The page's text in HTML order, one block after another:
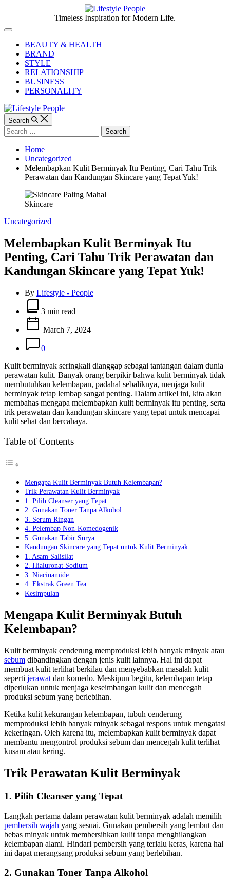
content
People
Timeless Inspiration for Modern Life.
Off
CanvasBEAUTY & HEALTH
BRAND
STYLE
RELATIONSHIP
BUSINESS
PERSONALITY
Search
Search
for:
Home
Uncategorized
Melembapkan Kulit Berminyak Itu Penting, Cari Tahu Trik
Perawatan dan Kandungan Skincare yang Tepat Yuk!
Skincare
Categories
Uncategorized
Melembapkan Kulit Berminyak Itu
Penting, Cari Tahu Trik Perawatan dan
Kandungan Skincare yang Tepat Yuk!
By Lifestyle - People
Estimated
read
time
3 min read
March 7, 2024
0
Kulit berminyak seringkali dianggap sebagai tantangan dalam dunia
perawatan kulit. Banyak orang berpikir bahwa kulit berminyak tidak
membutuhkan kelembapan, padahal sebaliknya, menjaga kulit
berminyak tetap lembap sangat penting. Dalam artikel ini, kita akan
membahas mengapa melembapkan kulit berminyak itu penting, serta
trik perawatan dan kandungan skincare yang tepat untuk mencapai
kulit sehat dan bercahaya.
Table of Contents
Mengapa Kulit Berminyak Butuh Kelembapan?
Trik Perawatan Kulit Berminyak
1. Pilih Cleanser yang Tepat
2. Gunakan Toner Tanpa Alkohol
3. Serum Ringan
4. Pelembap Non-Komedogenik
5. Gunakan Tabir Surya
Kandungan Skincare yang Tepat untuk Kulit Berminyak
1. Asam Salisilat
2. Hialuronat Sodium
3. Niacinamide
4. Ekstrak Green Tea
Kesimpulan
Mengapa Kulit Berminyak Butuh
Kelembapan?
Kulit berminyak cenderung memproduksi lebih banyak minyak atau
sebum dibandingkan dengan jenis kulit lainnya. Hal ini dapat
membuat kulit terlihat berkilau dan menyebabkan masalah kulit
seperti jerawat dan komedo. Meskipun begitu, kelembapan tetap
diperlukan untuk menjaga keseimbangan kulit dan mencegah
produksi sebum yang berlebihan.
Ketika kulit kekurangan kelembapan, tubuh cenderung
memproduksi lebih banyak minyak sebagai respons untuk mengatasi
kekeringan. Oleh karena itu, melembapkan kulit berminyak dapat
membantu mengontrol produksi sebum dan mencegah kulit terlihat
kusam atau kering.
Trik Perawatan Kulit Berminyak
1. Pilih Cleanser yang Tepat
Langkah pertama dalam perawatan kulit berminyak adalah memilih
pembersih wajah yang sesuai. Gunakan pembersih yang lembut dan
bebas minyak untuk membersihkan kulit tanpa menghilangkan
kelembapan alami. Hindari pembersih yang terlalu keras, karena hal
ini dapat merangsang produksi sebum yang berlebihan.
2. Gunakan Toner Tanpa Alkohol